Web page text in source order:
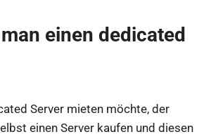
einen dedicated
Server mieten möchte, der
einen Server kaufen und diesen